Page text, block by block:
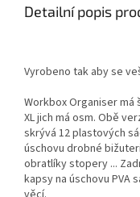
Detailní popis
Vyrobeno tak aby se
Workbox Organiser
XL jich má osm. Obě
skrývá 12 plastových
úschovu drobné
obratlíky stopery ...
kapsy na úschovu PVA